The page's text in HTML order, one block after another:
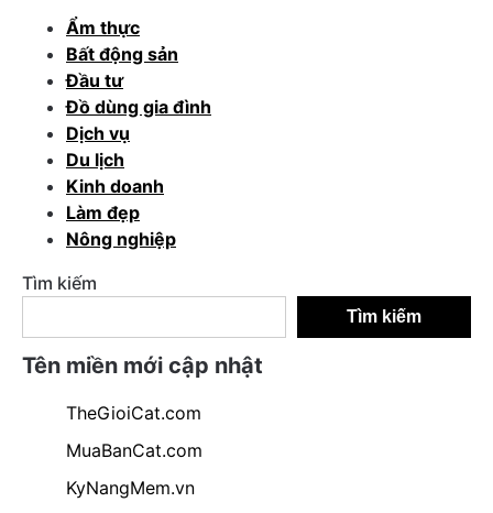
Ẩm thực
Bất động sản
Đầu tư
Đồ dùng gia đình
Dịch vụ
Du lịch
Kinh doanh
Làm đẹp
Nông nghiệp
Tìm kiếm
Tìm kiếm
Tên miền mới cập nhật
TheGioiCat.com
MuaBanCat.com
KyNangMem.vn